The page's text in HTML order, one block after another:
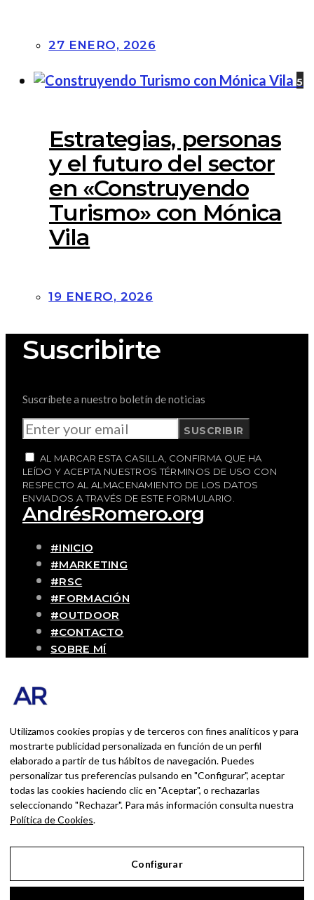
27 ENERO, 2026
5
Estrategias, personas
y el futuro del sector
en «Construyendo
Turismo» con Mónica
Vila
19 ENERO, 2026
Suscribirte
Suscríbete a nuestro boletín de noticias
SUSCRIBIR
AL MARCAR ESTA CASILLA, CONFIRMA QUE HA
LEÍDO Y ACEPTA NUESTROS TÉRMINOS DE USO CON
RESPECTO AL ALMACENAMIENTO DE LOS DATOS
ENVIADOS A TRAVÉS DE ESTE FORMULARIO.
AndrésRomero.org
#INICIO
#MARKETING
#RSC
#FORMACIÓN
#OUTDOOR
#CONTACTO
SOBRE MÍ
Romero. Experiencias personales y
con lo que hace cada día
BUSCAR POR:
BUSCAR
Ingresa las palabras de la búsqueda y presiona
Enter.
Utilizamos cookies propias y de terceros con fines analíticos y para
mostrarte publicidad personalizada en función de un perfil
elaborado a partir de tus hábitos de navegación. Puedes
personalizar tus preferencias pulsando en "Configurar", aceptar
todas las cookies haciendo clic en "Aceptar", o rechazarlas
seleccionando "Rechazar". Para más información consulta nuestra
Política de Cookies.
Configurar
Aviso Legal